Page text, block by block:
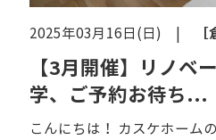
2025年03月16日(日) |
【3月開催】リノベ
学、ご予約お待ち...
こんにちは！ カスケホーム